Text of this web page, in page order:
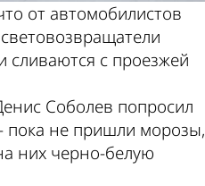
от автомобилистов
сливаются с проезжей
Соболев попросил
не пришли морозы,
них черно-белую